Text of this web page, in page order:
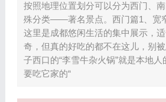
按照地理位置划分可以分为西门、
殊分类——著名景点。西门篇1、宽
这里是成都悠闲生活的集中展示，
奇，但真的好吃的都不在这儿，别
子西口的“李雪牛杂火锅”就是本地
要吃它家的“